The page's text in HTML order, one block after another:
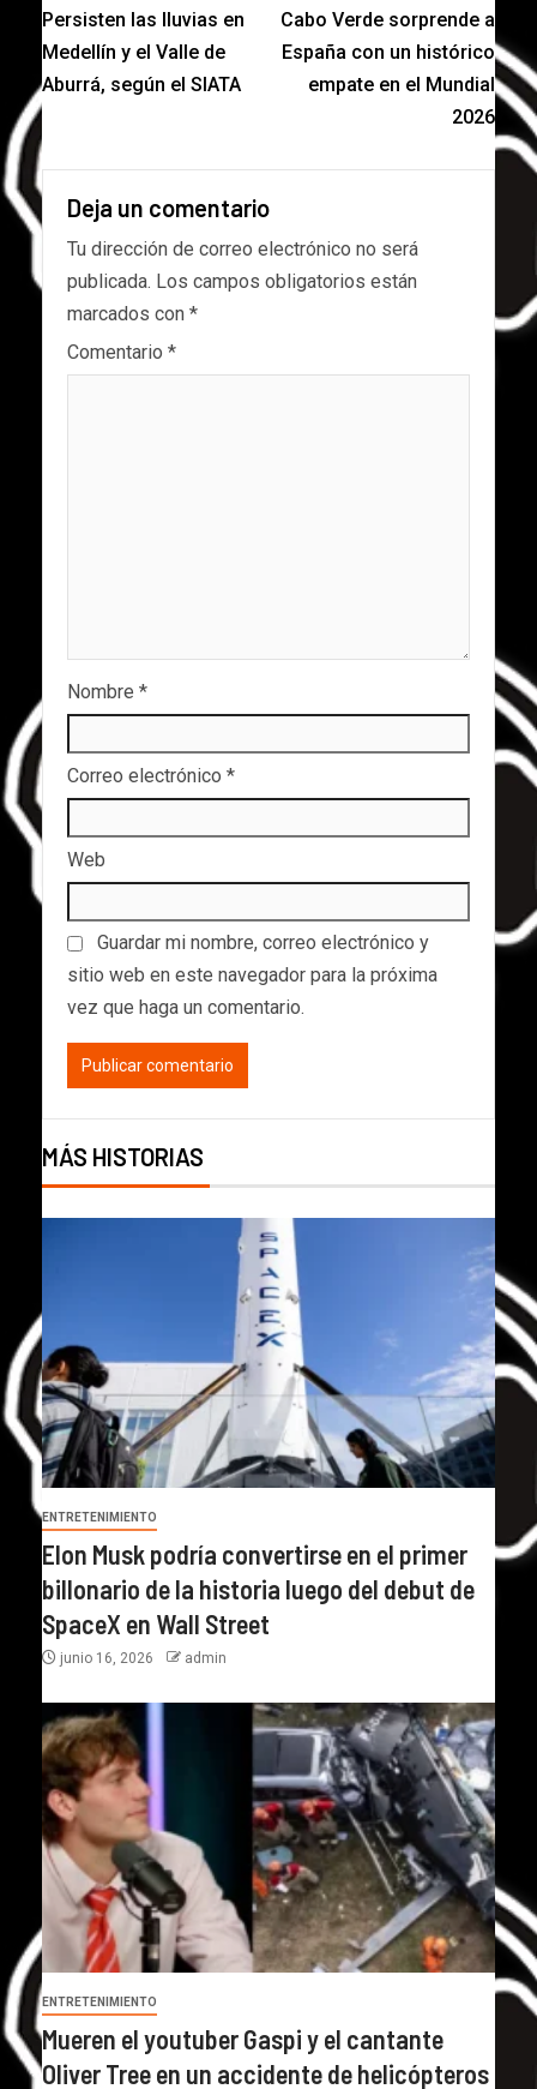
Persisten las lluvias en
Medellín y el Valle de
Aburrá, según el SIATA
Cabo Verde sorprende a
España con un histórico
empate en el Mundial
2026
Deja un comentario
Tu dirección de correo electrónico no será
publicada. Los campos obligatorios están
marcados con *
Comentario *
Nombre *
Correo electrónico *
Web
Guardar mi nombre, correo electrónico y
sitio web en este navegador para la próxima
vez que haga un comentario.
MÁS HISTORIAS
ENTRETENIMIENTO
Elon Musk podría convertirse en el primer
billonario de la historia luego del debut de
SpaceX en Wall Street
junio 16, 2026 admin
ENTRETENIMIENTO
Mueren el youtuber Gaspi y el cantante
Oliver Tree en un accidente de helicópteros